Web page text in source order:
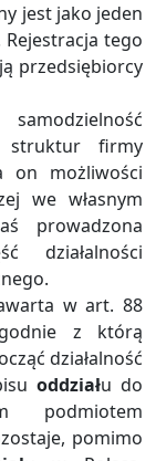
jest jako jeden
tego
przedsiębiorcy
struktur firmy
on możliwości
we własnym
prowadzona
działalności
w art. 88
z którą
działalność
oddziału do
podmiotem
pomimo